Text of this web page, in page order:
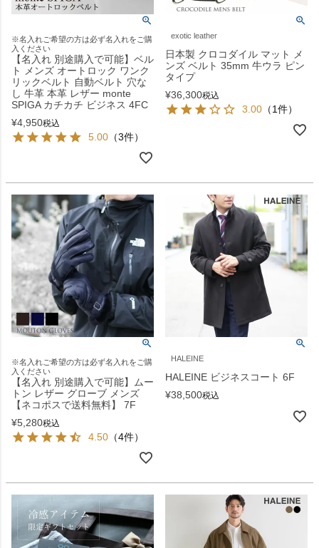
※名入れご希望の方は必ず名入れをご購
入ください
【名入れ 別途購入で可能】ベル
ト メンズ オートロック ワンク
リックベルト 自動ベルト 穴な
し 牛革 本革 レザー monte
SPIGA カチカチ ビジネス 4FC
¥4,950税込
5.00 （3件）
exotic leather
日本製 クロコダイル マット メ
ンズ ベルト 35mm 牛ウラ ピン
タイプ
¥36,300税込
3.00 （1件）
※名入れご希望の方は必ず名入れをご購
入ください
【名入れ 別途購入で可能】ムー
トン レザー グローブ メンズ
【ネコポスで送料無料】 7F
¥5,280税込
4.50 （4件）
HALEINE
HALEINE ビジネスコート 6F
¥38,500税込